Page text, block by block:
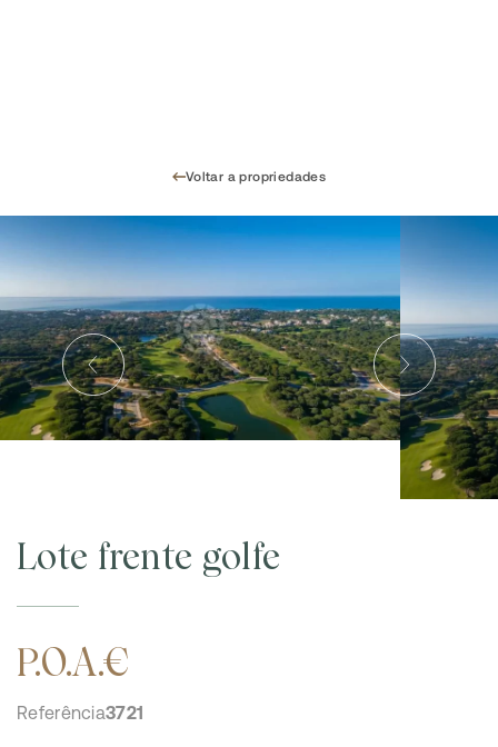
Voltar a propriedades
Lote frente golfe
P.O.A.€
Referência3721